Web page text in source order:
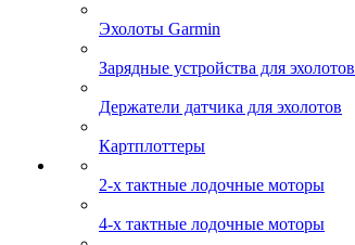
Эхолоты Garmin
Зарядные устройства для эхолотов
Держатели датчика для эхолотов
Картплоттеры
2-х тактные лодочные моторы
4-х тактные лодочные моторы